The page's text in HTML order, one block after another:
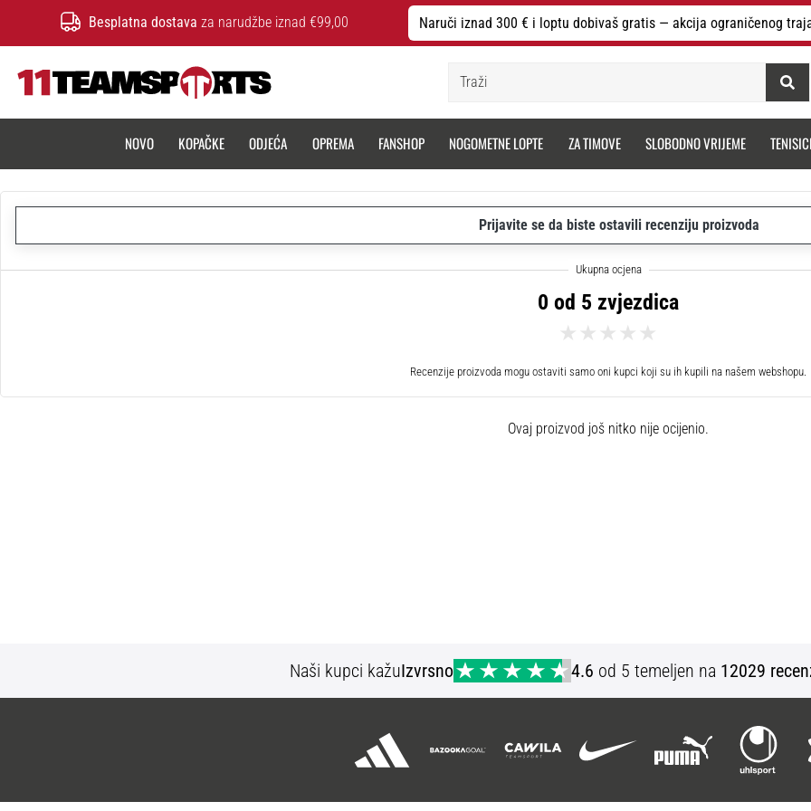
Besplatna dostava za narudžbe iznad €99,00 Naruči iznad 300 € i loptu dobivaš gratis — akcija ograničenog
NOVO KOPAČKE ODJEĆA OPREMA FANSHOP NOGOMETNE LOPTE ZA TIMOVE SLOBODNO VRIJEME
Prijavite se da biste ostavili recenziju proizvoda
0 od 5 zvjezdica
Recenzije proizvoda mogu ostaviti samo oni kupci koji su ih kupili na našem webshopu.
Ovaj proizvod još nitko nije ocijenio.
Naši kupci kažuIzvrsno 4.6 od 5 temeljen na 12029